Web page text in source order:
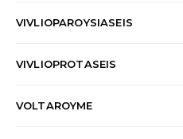
VIVLIOPAROYSIASEIS
VIVLIOPROTASEIS
VOLTAROYME